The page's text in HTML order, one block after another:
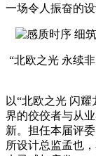
一场令人振奋的设
“北欧之光 永续
以“北欧之光 闪
界的佼佼者与从
新。担任本届评
所设计总监孟也